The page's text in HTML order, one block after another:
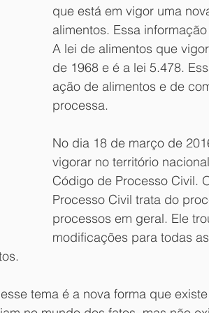
que está em vigor uma
alimentos. Essa
A lei de alimentos que
de 1968 e é a lei 5.478.
ação de alimentos e de
processa.
No dia 18 de março de
vigorar no território
Código de Processo Civil.
Processo Civil trata do
processos em geral. Ele
modificações para todas
tema é a nova forma que